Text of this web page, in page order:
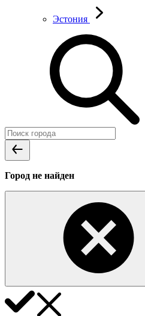
Эстония
Город не найден